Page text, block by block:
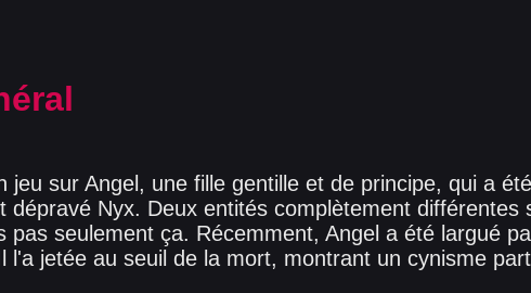
jeu sur Angel, une fille gentille et de principe, qui a
dépravé Nyx. Deux entités complètement différentes
pas seulement ça. Récemment, Angel a été largué
l'a jetée au seuil de la mort, montrant un cynisme